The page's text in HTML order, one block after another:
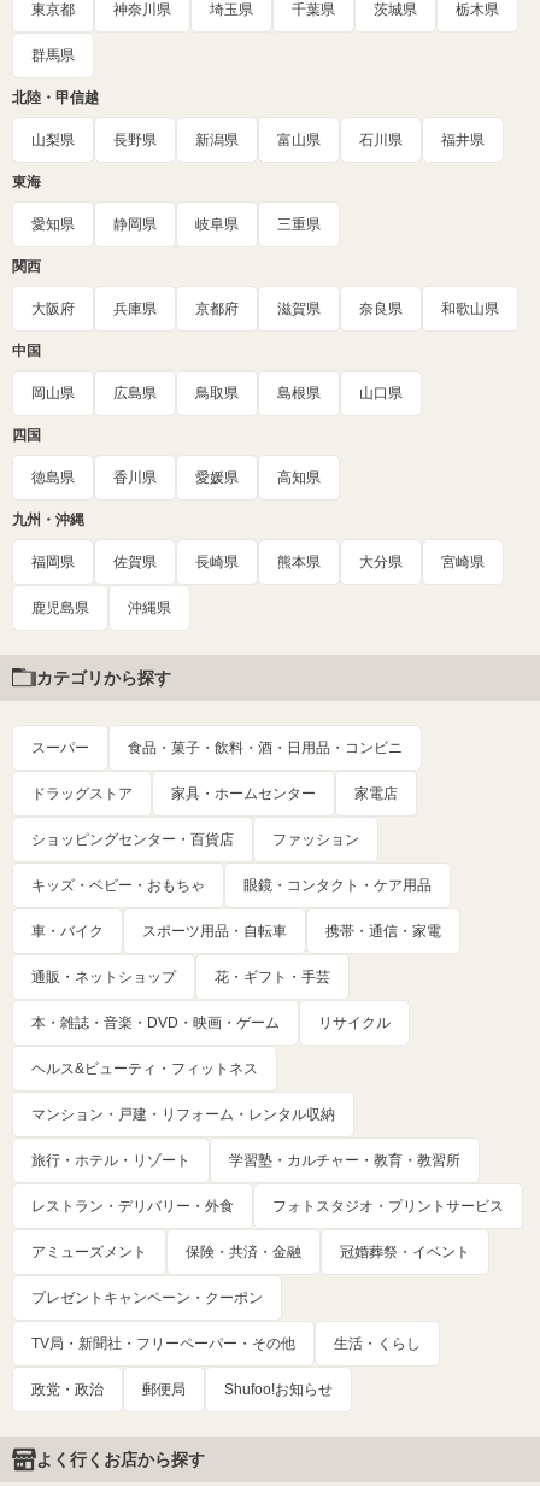
東京都 神奈川県 埼玉県 千葉県 茨城県 栃木県
群馬県
北陸・甲信越
山梨県 長野県 新潟県 富山県 石川県 福井県
東海
愛知県 静岡県 岐阜県 三重県
関西
大阪府 兵庫県 京都府 滋賀県 奈良県 和歌山県
中国
岡山県 広島県 鳥取県 島根県 山口県
四国
徳島県 香川県 愛媛県 高知県
九州・沖縄
福岡県 佐賀県 長崎県 熊本県 大分県 宮崎県
鹿児島県 沖縄県
カテゴリから探す
スーパー 食品・菓子・飲料・酒・日用品・コンビニ
ドラッグストア 家具・ホームセンター 家電店
ショッピングセンター・百貨店 ファッション
キッズ・ベビー・おもちゃ 眼鏡・コンタクト・ケア用品
車・バイク スポーツ用品・自転車 携帯・通信・家電
通販・ネットショップ 花・ギフト・手芸
本・雑誌・音楽・DVD・映画・ゲーム リサイクル
ヘルス&ビューティ・フィットネス
マンション・戸建・リフォーム・レンタル収納
旅行・ホテル・リゾート 学習塾・カルチャー・教育・教習所
レストラン・デリバリー・外食 フォトスタジオ・プリントサービス
アミューズメント 保険・共済・金融 冠婚葬祭・イベント
プレゼントキャンペーン・クーポン
TV局・新聞社・フリーペーパー・その他 生活・くらし
政党・政治 郵便局 Shufoo!お知らせ
よく行くお店から探す